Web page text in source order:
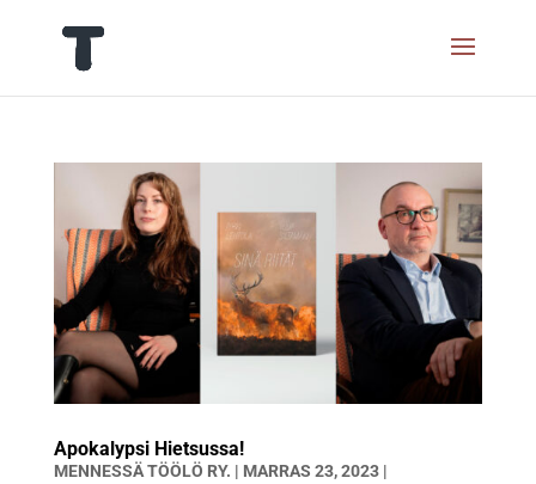
Apokalypsi Hietsussa!
MENNESSÄTÖÖLÖ RY. | MARRAS 23, 2023|